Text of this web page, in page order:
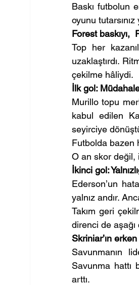
Baskı futbolun
oyunu
Forest baskıyı,
Top her
uzaklaştırdı.
çekilme hâliydi.
İlk gol:
Murillo topu
kabul edilen
seyirciye
Futbolda bazen
O an skor değil,
İkinci gol:
Ederson’un
yalnız andır.
Takım geri
direnci de aşağı
Skriniar’ın
Savunmanın
Savunma hattı
arttı.